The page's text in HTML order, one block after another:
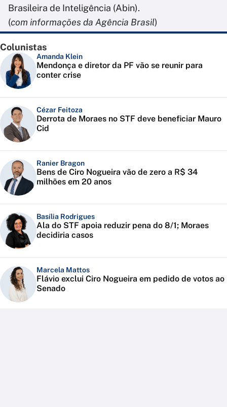
Brasileira de Inteligência (Abin).
(com informações da Agência Brasil)
Colunistas
Amanda Klein
Mendonça e diretor da PF vão se reunir para
conter crise
Cézar Feitoza
Derrota de Moraes no STF deve beneficiar Mauro
Cid
Ranier Bragon
Bens de Ciro Nogueira vão de zero a R$ 34
milhões em 20 anos
Basília Rodrigues
Ala do STF apoia reduzir pena do 8/1; Moraes
decidiria casos
Marcela Mattos
Flávio exclui Ciro Nogueira em pedido de votos ao
Senado